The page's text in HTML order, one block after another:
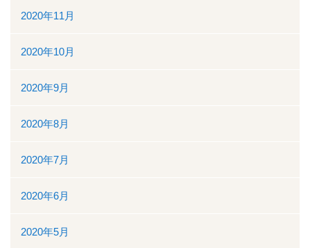
2020年11月
2020年10月
2020年9月
2020年8月
2020年7月
2020年6月
2020年5月